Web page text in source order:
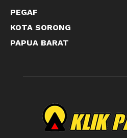
PEGAF
KOTA SORONG
PAPUA BARAT